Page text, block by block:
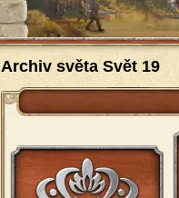
Archiv světa Svět 19